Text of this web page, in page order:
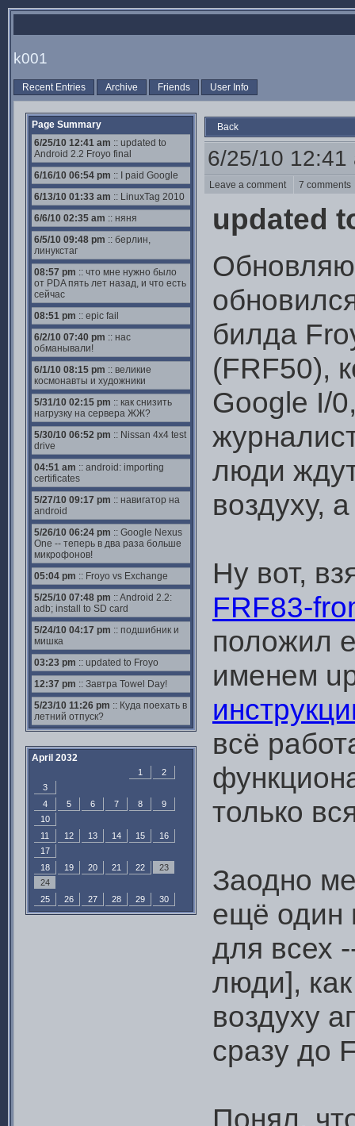
k001
Recent Entries Archive Friends User Info
Page Summary
6/25/10 12:41 am :: updated to
Android 2.2 Froyo final
6/16/10 06:54 pm :: I paid Google
6/13/10 01:33 am :: LinuxTag 2010
6/6/10 02:35 am :: няня
6/5/10 09:48 pm :: берлин,
линукстаг
08:57 pm :: что мне нужно было
от PDA пять лет назад, и что есть
сейчас
08:51 pm :: epic fail
6/2/10 07:40 pm :: нас
обманывали!
6/1/10 08:15 pm :: великие
космонавты и художники
5/31/10 02:15 pm :: как снизить
нагрузку на сервера ЖЖ?
5/30/10 06:52 pm :: Nissan 4x4 test
drive
04:51 am :: android: importing
certificates
5/27/10 09:17 pm :: навигатор на
android
5/26/10 06:24 pm :: Google Nexus
One -- теперь в два раза больше
микрофонов!
05:04 pm :: Froyo vs Exchange
5/25/10 07:48 pm :: Android 2.2:
adb; install to SD card
5/24/10 04:17 pm :: подшибник и
мишка
03:23 pm :: updated to Froyo
12:37 pm :: Завтра Towel Day!
5/23/10 11:26 pm :: Куда поехать в
летний отпуск?
April 2032
1
2
3
4
5 6 7 8
9
10
11
12 13 14 15
16
17
18
19 20 21 22
23
24
25
26 27 28 29 30
Back
6/25/10 12:41
Leave a comment 7
updated
билда
(FRF50),
Google I/
люди
воздуху,
Ну вот,
FRF83-
положил
именем
всё
только
Заодно
ещё один
для всех
люди],
воздуху
сразу до
Понял,